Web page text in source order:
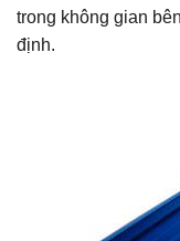
trong không gian
định.